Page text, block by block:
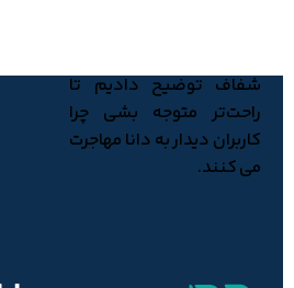
شفاف توضیح دادیم تا
راحت‌تر متوجه بشی چرا
کاربران دیدار به دانا مهاجرت
می کنند.